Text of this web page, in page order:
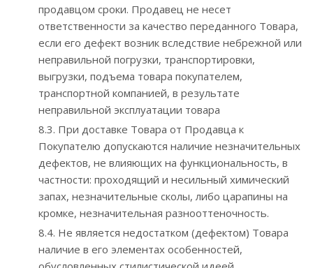
продавцом сроки. Продавец не несет
ответственности за качество переданного Товара,
если его дефект возник вследствие небрежной или
неправильной погрузки, транспортировки,
выгрузки, подъема товара покупателем,
транспортной компанией, в результате
неправильной эксплуатации товара
8.3. При доставке Товара от Продавца к
Покупателю допускаются наличие незначительных
дефектов, не влияющих на функциональность, в
частности: проходящий и несильный химический
запах, незначительные сколы, либо царапины на
кромке, незначительная разнооттеночность.
8.4. Не является недостатком (дефектом) Товара
наличие в его элементах особенностей,